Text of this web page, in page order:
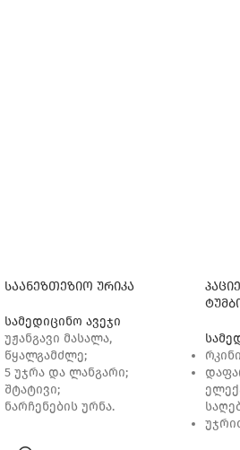
საანეზთეზიო ურიკა
სამედიცინო ავეჯი
უჟანგავი მასალა,
წყალგამძლე;
5 უჯრა და ლანგარი;
შტატივი;
ნარჩენების ურნა.